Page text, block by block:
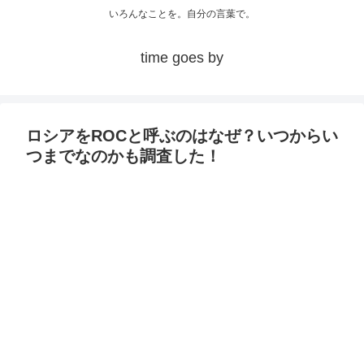
いろんなことを。自分の言葉で。
time goes by
ロシアをROCと呼ぶのはなぜ？いつからい
つまでなのかも調査した！